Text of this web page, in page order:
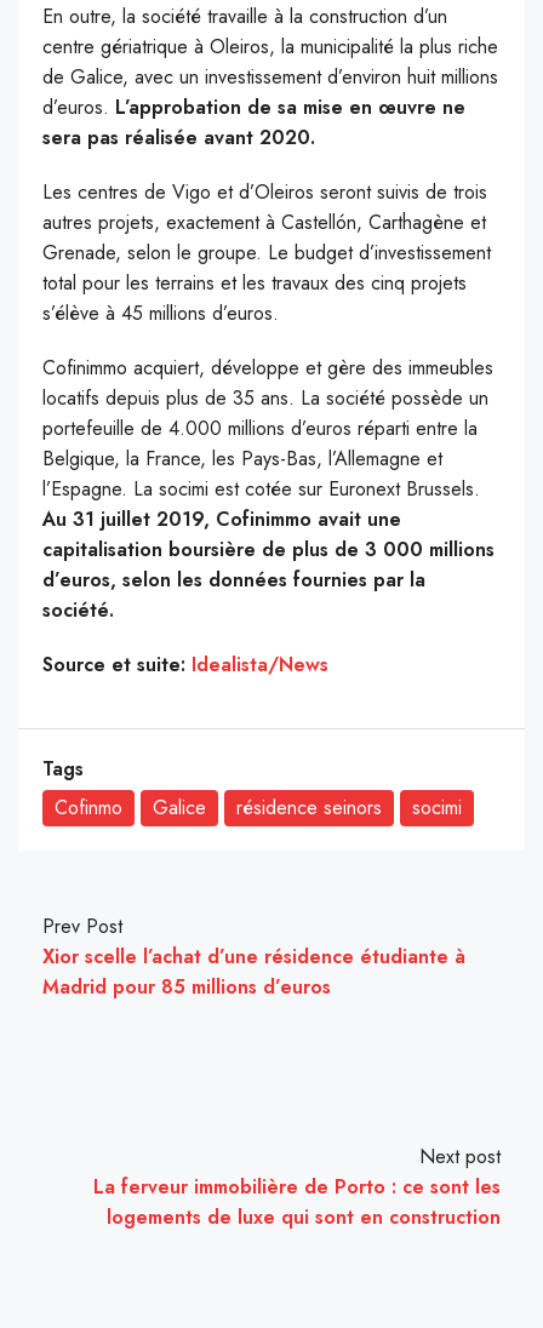
En outre, la société travaille à la construction d’un
centre gériatrique à Oleiros, la municipalité la plus riche
de Galice, avec un investissement d’environ huit millions
d’euros. L’approbation de sa mise en œuvre ne
sera pas réalisée avant 2020.
Les centres de Vigo et d’Oleiros seront suivis de trois
autres projets, exactement à Castellón, Carthagène et
Grenade, selon le groupe. Le budget d’investissement
total pour les terrains et les travaux des cinq projets
s’élève à 45 millions d’euros.
Cofinimmo acquiert, développe et gère des immeubles
locatifs depuis plus de 35 ans. La société possède un
portefeuille de 4.000 millions d’euros réparti entre la
Belgique, la France, les Pays-Bas, l’Allemagne et
l’Espagne. La socimi est cotée sur Euronext Brussels.
Au 31 juillet 2019, Cofinimmo avait une
capitalisation boursière de plus de 3 000 millions
d’euros, selon les données fournies par la
société.
Source et suite: Idealista/News
Tags
Cofinmo
Galice résidence seinors socimi
Prev Post
Xior scelle l’achat d’une résidence étudiante à
Madrid pour 85 millions d’euros
Next post
La ferveur immobilière de Porto : ce sont les
logements de luxe qui sont en construction